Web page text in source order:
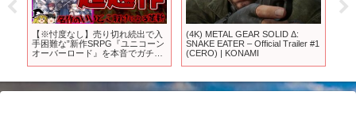
【※忖度なし】売り切れ続出で入
手困難な”新作SRPG『ユニコーン
オーバーロード』を本音でガチレ
ー？、新作ゲーム、ゆっくり解
説】
(4K) METAL GEAR SOLID Δ:
SNAKE EATER – Official Trailer #1
(CERO) | KONAMI